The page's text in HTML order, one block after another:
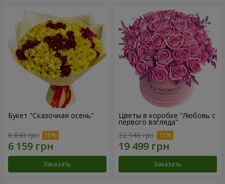
Букет "Сказочная осень"
6 843 грн
Заказать
Цветы в коробке "Любовь с
первого взгляда"
22 940 грн
Заказать